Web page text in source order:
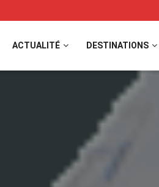
ACTUALITÉ DESTINATIONS